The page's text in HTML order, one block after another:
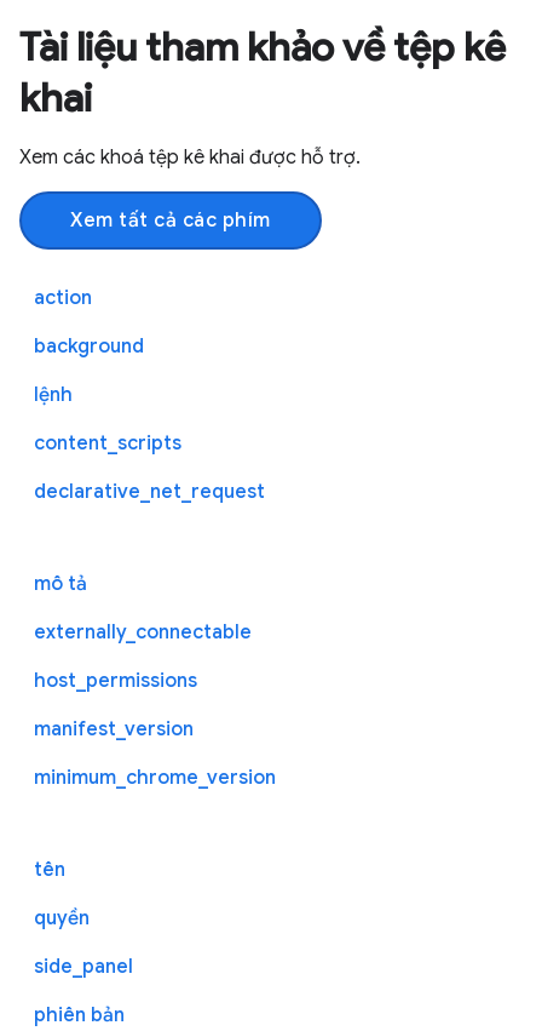
Tài liệu tham khảo về tệp kê
khai
Xem các khoá tệp kê khai được hỗ trợ.
Xem tất cả các phím
action
background
lệnh
content_scripts
declarative_net_request
mô tả
externally_connectable
host_permissions
manifest_version
minimum_chrome_version
tên
quyền
side_panel
phiên bản